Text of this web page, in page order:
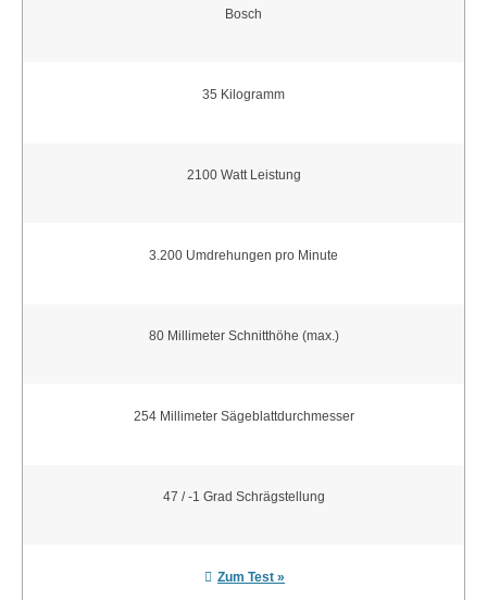
Bosch
35 Kilogramm
2100 Watt Leistung
3.200 Umdrehungen pro Minute
80 Millimeter Schnitthöhe (max.)
254 Millimeter Sägeblattdurchmesser
47 / -1 Grad Schrägstellung
Zum Test »